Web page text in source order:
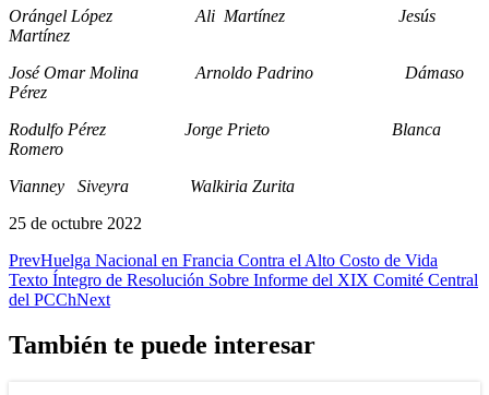
Orángel López Ali Martínez Jesús
Martínez
José Omar Molina Arnoldo Padrino Dámaso
Pérez
Rodulfo Pérez Jorge Prieto Blanca
Romero
Vianney Siveyra Walkiria Zurita
25 de octubre 2022
PrevHuelga Nacional en Francia Contra el Alto Costo de Vida
Texto Íntegro de Resolución Sobre Informe del XIX Comité Central
del PCChNext
También te puede interesar